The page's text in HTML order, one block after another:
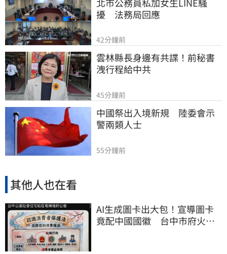
擾　法務局回應
42分鐘前
雲林縣長身邊有共諜！前秘書
洩行程給中共
45分鐘前
中國祭出入境新規　陸委會示
警兩類人士
55分鐘前
其他人也在看
AI生成圖卡出大包！宣導圖卡
竟配中國國徽 台中市府火速